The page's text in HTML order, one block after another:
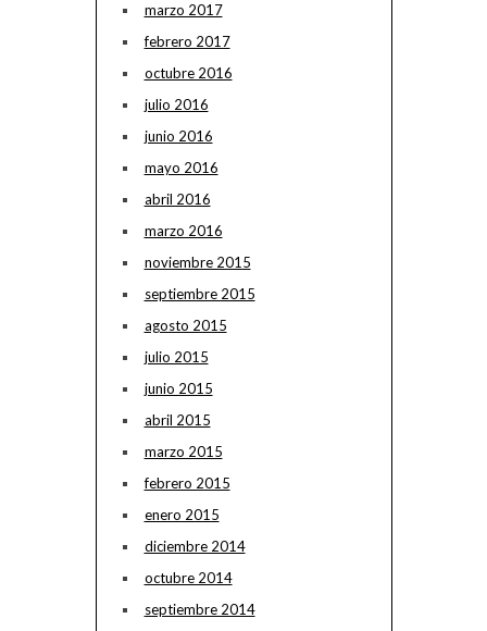
marzo 2017
febrero 2017
octubre 2016
julio 2016
junio 2016
mayo 2016
abril 2016
marzo 2016
noviembre 2015
septiembre 2015
agosto 2015
julio 2015
junio 2015
abril 2015
marzo 2015
febrero 2015
enero 2015
diciembre 2014
octubre 2014
septiembre 2014